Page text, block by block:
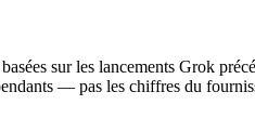
sur les lancements Grok
— pas les chiffres du